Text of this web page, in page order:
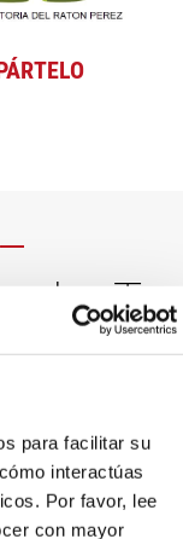
para facilitar su
interactúas
Por favor, lee
con mayor
¡Te